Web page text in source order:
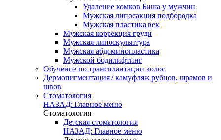
Удаление комков Биша у мужчин
Мужская липосакция подбородка
Мужская пластика век
Мужская коррекция груди
Мужская липоскульптура
Мужская абдоминопластика
Мужской бодилифтинг
Обучение по трансплантации волос
Дермопигментация / камуфляж рубцов, шрамов и
швов
Стоматология
НАЗАД: Главное меню
Стоматология
Детская стоматология
НАЗАД: Главное меню